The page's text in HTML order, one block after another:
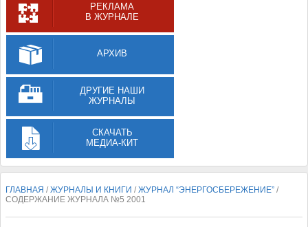
РЕКЛАМА
В ЖУРНАЛЕ
АРХИВ
ДРУГИЕ НАШИ
ЖУРНАЛЫ
СКАЧАТЬ
МЕДИА-КИТ
ГЛАВНАЯ /ЖУРНАЛЫ И КНИГИ /ЖУРНАЛ “ЭНЕРГОСБЕРЕЖЕНИЕ” /
СОДЕРЖАНИЕ ЖУРНАЛА №5 2001